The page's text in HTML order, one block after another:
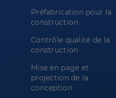
Préfabrication pour la
construction
Contrôle qualité de la
construction
Mise en page et
projection de la
conception